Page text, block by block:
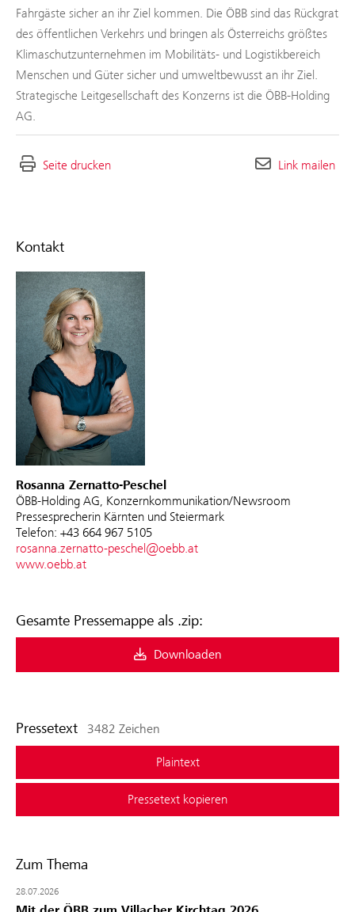
Kontakt
Rosanna Zernatto-Peschel
ÖBB-Holding AG, Konzernkommunikation/Newsroom
Pressesprecherin Kärnten und Steiermark
Telefon: +43 664 967 5105
rosanna.zernatto-peschel@oebb.at
www.oebb.at
Gesamte Pressemappe als .zip:
Downloaden
Pressetext 3482 Zeichen
Plaintext
Pressetext kopieren
Zum Thema
28.07.2026
Fahrgäste sicher an ihr Ziel kommen. Die ÖBB sind das Rückgrat
des öffentlichen Verkehrs und bringen als Österreichs größtes
Klimaschutzunternehmen im Mobilitäts- und Logistikbereich
Menschen und Güter sicher und umweltbewusst an ihr Ziel.
Strategische Leitgesellschaft des Konzerns ist die ÖBB-Holding
AG.
Seite drucken Link mailen